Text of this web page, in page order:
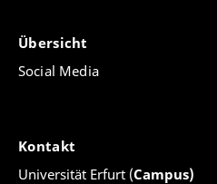
Übersicht
Social Media
Kontakt
Universität Erfurt (Campus)